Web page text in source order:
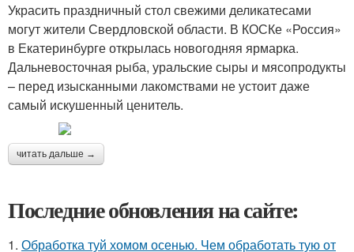
Украсить праздничный стол свежими деликатесами
могут жители Свердловской области. В КОСКе «Россия»
в Екатеринбурге открылась новогодняя ярмарка.
Дальневосточная рыба, уральские сыры и мясопродукты
– перед изысканными лакомствами не устоит даже
самый искушенный ценитель.
читать дальше →
Последние обновления на сайте:
1. Обработка туй хомом осенью. Чем обработать тую от